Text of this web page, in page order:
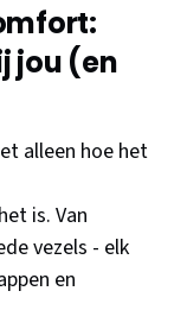
jou (en
alleen hoe het
is. Van
vezels - elk
en